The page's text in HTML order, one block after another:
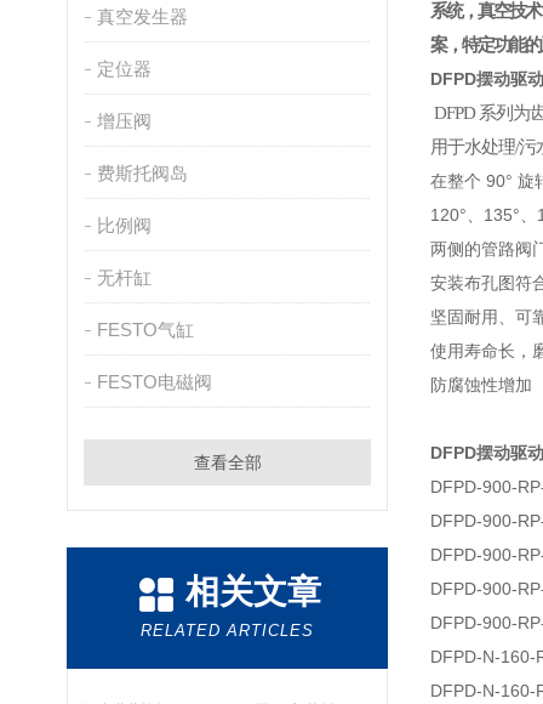
真空发生器
定位器
增压阀
费斯托阀岛
比例阀
无杆缸
FESTO气缸
FESTO电磁阀
查看全部
相关文章
RELATED ARTICLES
系统，真空技
案，特定功能
DFPD摆动驱
DFPD 系列为
用于水处理/
在整个 90° 旋
120°、135°
两侧的管路阀
安装布孔图符
坚固耐用、可
使用寿命长，
防腐蚀性增加
DFPD摆动驱
DFPD-900-
DFPD-900-
DFPD-900-
DFPD-900-
DFPD-900-
DFPD-N-160-
DFPD-N-160-